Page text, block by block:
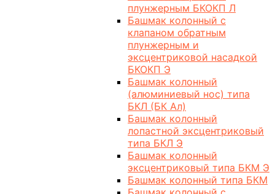
плунжерным БКОКП Л
Башмак колонный с
клапаном обратным
плунжерным и
эксцентриковой насадкой
БКОКП Э
Башмак колонный
(алюминиевый нос) типа
БКЛ (БК Ал)
Башмак колонный
лопастной эксцентриковый
типа БКЛ Э
Башмак колонный
эксцентриковый типа БКМ Э
Башмак колонный типа БКМ